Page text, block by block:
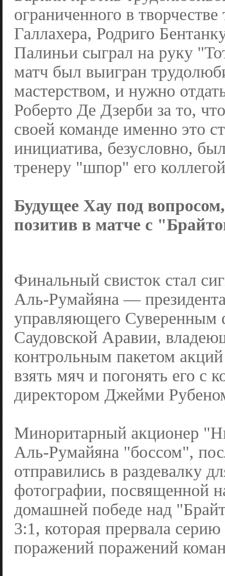
ограниченного в
Галлахера, Родриго
Палиньи сыграл на руку
матч был выигран
мастерством, и нужно
Роберто Де Дзерби за то,
своей команде именно это
инициатива, безусловно,
тренеру "шпор" его
Будущее Хау под
позитив в матче с
Финальный свисток стал
Аль-Румайяна —
управляющего Суверенным
Саудовской Аравии,
контрольным пакетом
взять мяч и погонять его с
директором Джейми
Миноритарный акционер
Аль-Румайяна "боссом",
отправились в раздевалку
фотографии, посвященной
домашней победе над
3:1, которая прервала серию
поражений поражений